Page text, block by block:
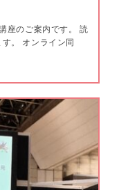
座のご案内です。 読
。 オンライン同